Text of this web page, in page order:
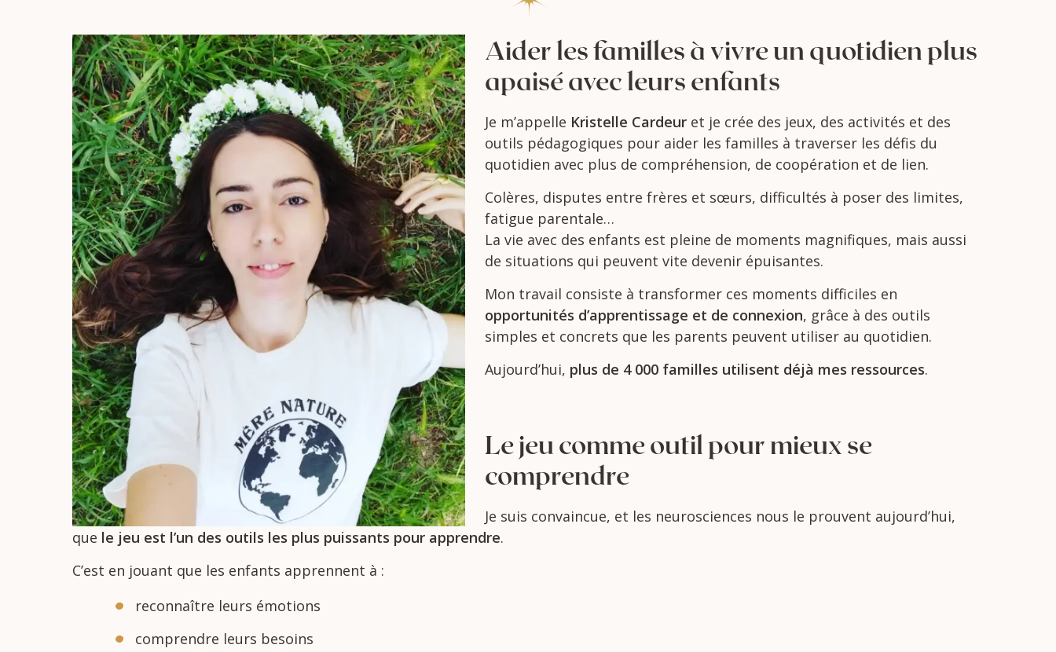
Aiderlesfamilles à vivreun quotidien plus
apaiséavecleurs enfants
Je m’appelle Kristelle Cardeur et je crée des jeux, des activités et des
outils pédagogiques pour aider les familles à traverser les défis du
quotidien avec plus de compréhension, de coopération et de lien.
Colères, disputes entre frères et sœurs, difficultés à poser des limites,
fatigue parentale…
La vie avec des enfants est pleine de moments magnifiques, mais aussi
de situations qui peuvent vite devenir épuisantes.
Mon travail consiste à transformer ces moments difficiles en
opportunités d’apprentissage et de connexion, grâce à des outils
simples et concrets que les parents peuvent utiliser au quotidien.
Aujourd’hui, plus de 4 000 familles utilisent déjà mes ressources.
Lejeu commeoutil pourmieux se
comprendre
Je suis convaincue, et les neurosciences nous le prouvent aujourd’hui,
que le jeu est l’un des outils les plus puissants pour apprendre.
C’est en jouant que les enfants apprennent à :
reconnaître leurs émotions
comprendre leurs besoins